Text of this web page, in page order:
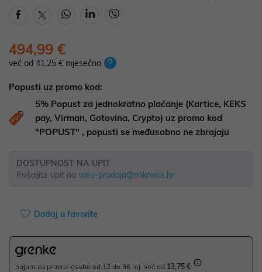
494,99 €
već od 41,25 € mjesečno
Popusti uz promo kod:
5% Popust za jednokratno plaćanje (Kartice, KEKS
pay, Virman, Gotovina, Crypto) uz promo kod
"POPUST" , popusti se međusobno ne zbrajaju
DOSTUPNOST NA UPIT
Pošaljite upit na web-prodaja@mikronis.hr
Dodaj u favorite
najam za pravne osobe od 12 do 36 mj. već od 13,75 €